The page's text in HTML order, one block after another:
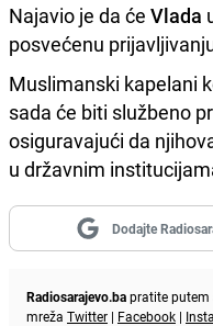
Najavio je da će Vlada
posvećenu
Muslimanski kapelani
sada će biti službeno
osiguravajući da
u državnim
Dodajte
Radiosarajevo.bapratite putem
mreža Twitter | Facebook |